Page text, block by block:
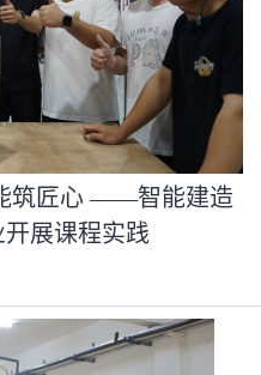
筑匠心 ——智能建造
展课程实践